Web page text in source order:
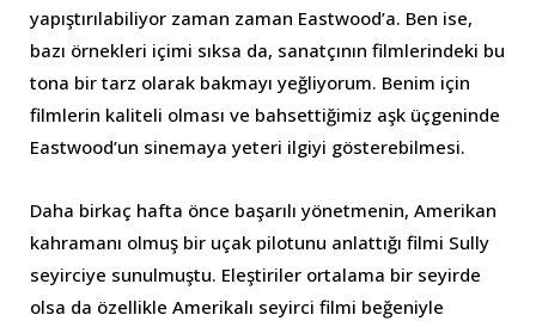
yapıştırılabiliyor zaman zaman Eastwood’a. Ben ise,
bazı örnekleri içimi sıksa da, sanatçının filmlerindeki bu
tona bir tarz olarak bakmayı yeğliyorum. Benim için
filmlerin kaliteli olması ve bahsettiğimiz aşk üçgeninde
Eastwood’un sinemaya yeteri ilgiyi gösterebilmesi.
Daha birkaç hafta önce başarılı yönetmenin, Amerikan
kahramanı olmuş bir uçak pilotunu anlattığı filmi Sully
seyirciye sunulmuştu. Eleştiriler ortalama bir seyirde
olsa da özellikle Amerikalı seyirci filmi beğeniyle